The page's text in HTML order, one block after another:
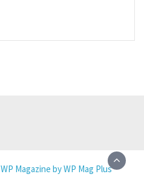
WP Magazine by WP Mag Plus